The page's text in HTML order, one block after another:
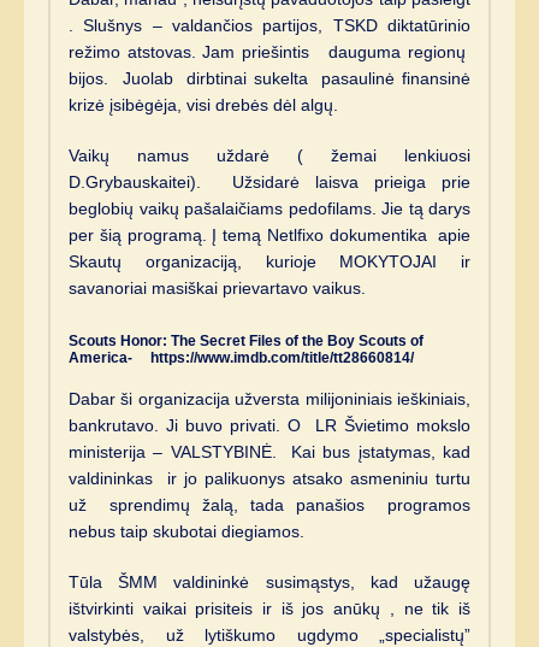
. Slušnys – valdančios partijos, TSKD diktatūrinio
režimo atstovas. Jam priešintis dauguma regionų
bijos. Juolab dirbtinai sukelta pasaulinė finansinė
krizė įsibėgėja, visi drebės dėl algų.
Vaikų namus uždarė ( žemai lenkiuosi
D.Grybauskaitei). Užsidarė laisva prieiga prie
beglobių vaikų pašalaičiams pedofilams. Jie tą darys
per šią programą. Į temą Netlfixo dokumentika apie
Skautų organizaciją, kurioje MOKYTOJAI ir
savanoriai masiškai prievartavo vaikus.
Scouts Honor: The Secret Files of the Boy Scouts of
America- https://www.imdb.com/title/tt28660814/
Dabar ši organizacija užversta milijoniniais ieškiniais,
bankrutavo. Ji buvo privati. O LR Švietimo mokslo
ministerija – VALSTYBINĖ. Kai bus įstatymas, kad
valdininkas ir jo palikuonys atsako asmeniniu turtu
už sprendimų žalą, tada panašios programos
nebus taip skubotai diegiamos.
Tūla ŠMM valdininkė susimąstys, kad užaugę
ištvirkinti vaikai prisiteis ir iš jos anūkų , ne tik iš
valstybės, už lytiškumo ugdymo „specialistų”